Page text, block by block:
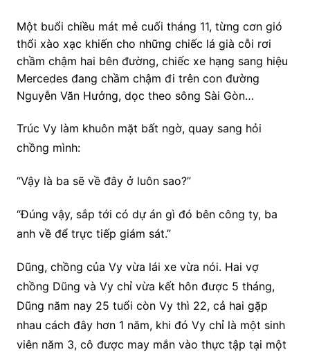
Một buổi chiều mát mẻ cuối tháng 11, từng cơn gió
thổi xào xạc khiến cho những chiếc lá già cỗi rơi
chầm chậm hai bên đường, chiếc xe hạng sang hiệu
Mercedes đang chầm chậm đi trên con đường
Nguyễn Văn Hưởng, dọc theo sông Sài Gòn…
Trúc Vy làm khuôn mặt bất ngờ, quay sang hỏi
chồng mình:
“Vậy là ba sẽ về đây ở luôn sao?”
“Đúng vậy, sắp tới có dự án gì đó bên công ty, ba
anh về để trực tiếp giám sát.”
Dũng, chồng của Vy vừa lái xe vừa nói. Hai vợ
chồng Dũng và Vy chỉ vừa kết hôn được 5 tháng,
Dũng năm nay 25 tuổi còn Vy thì 22, cả hai gặp
nhau cách đây hơn 1 năm, khi đó Vy chỉ là một sinh
viên năm 3, cô được may mắn vào thực tập tại một